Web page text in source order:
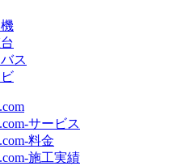
ス
サービス
料金
施工実績